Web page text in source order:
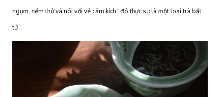
ngụm, nếm thử và nói với vẻ cảm kích“ đó thực sự là một loại trà bất
tử ”.